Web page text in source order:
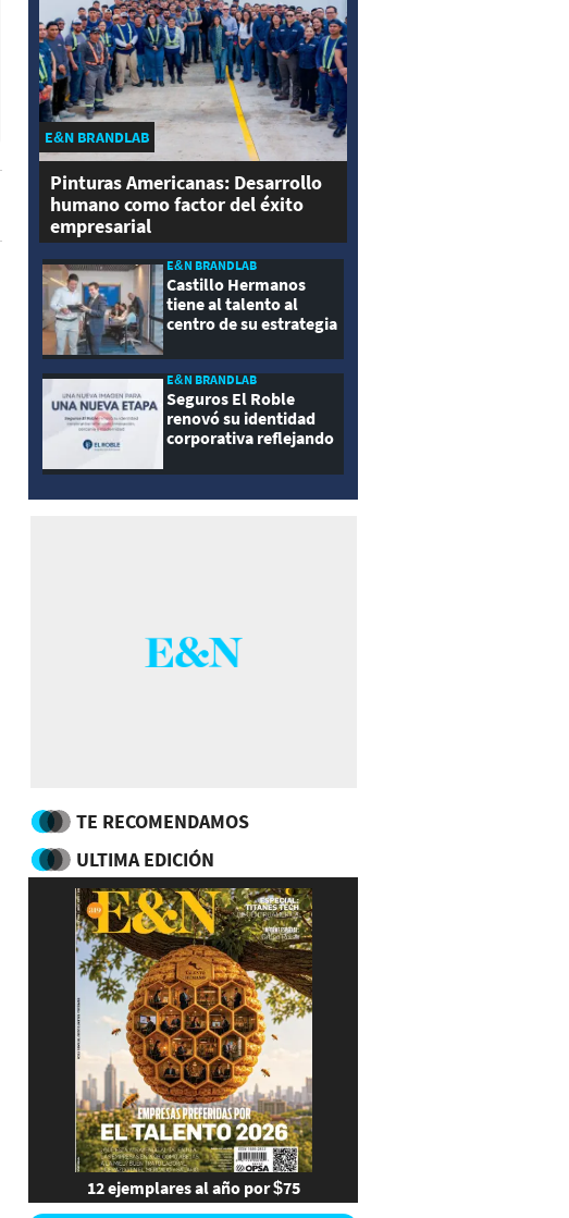
E&N BRANDLAB
Pinturas Americanas: Desarrollo
humano como factor del éxito
empresarial
E&N BRANDLAB
Castillo Hermanos
tiene al talento al
centro de su estrategia
E&N BRANDLAB
Seguros El Roble
renovó su identidad
corporativa reflejando
modernidad
TE RECOMENDAMOS
ULTIMA EDICIÓN
12 ejemplares al año por $75